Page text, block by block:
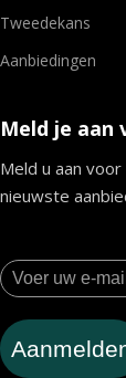
Tweedekans
Aanbiedingen
Meld je aan
Meld u aan
nieuwste